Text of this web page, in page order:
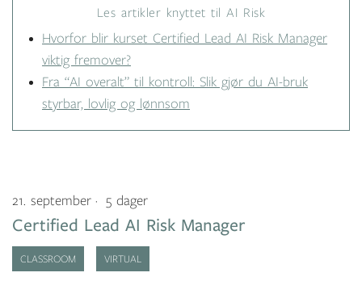
Les artikler knyttet til AI Risk
Hvorfor blir kurset Certified Lead AI Risk Manager
viktig fremover?
Fra “AI overalt” til kontroll: Slik gjør du AI-bruk
styrbar, lovlig og lønnsom
Certified Lead AI Risk Manager
21. september 5 dager
CLASSROOM VIRTUAL